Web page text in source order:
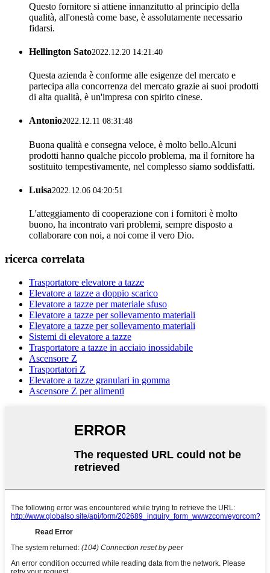
Questo fornitore si attiene innanzitutto al principio della
qualità, all'onestà come base, è assolutamente necessario
fidarsi.
Hellington Sato2022.12.20 14:21:40
Questa azienda è conforme alle esigenze del mercato e
partecipa alla concorrenza del mercato grazie ai suoi prodotti
di alta qualità, è un'impresa con spirito cinese.
Antonio2022.12.11 08:31:48
Buona qualità e consegna veloce, è molto bello.Alcuni
prodotti hanno qualche piccolo problema, ma il fornitore ha
sostituito tempestivamente, nel complesso siamo soddisfatti.
Luisa2022.12.06 04:20:51
L'atteggiamento di cooperazione con i fornitori è molto
buono, ha incontrato vari problemi, sempre disposto a
collaborare con noi, a noi come il vero Dio.
ricerca correlata
Trasportatore elevatore a tazze
Elevatore a tazze a doppio scarico
Elevatore a tazze per materiale sfuso
Elevatore a tazze per sollevamento materiali
Elevatore a tazze per sollevamento materiali
Sistemi di elevatore a tazze
Trasportatore a tazze in acciaio inossidabile
Ascensore Z
Trasportatori Z
Elevatore a tazze granulari in gomma
Ascensore Z per alimenti